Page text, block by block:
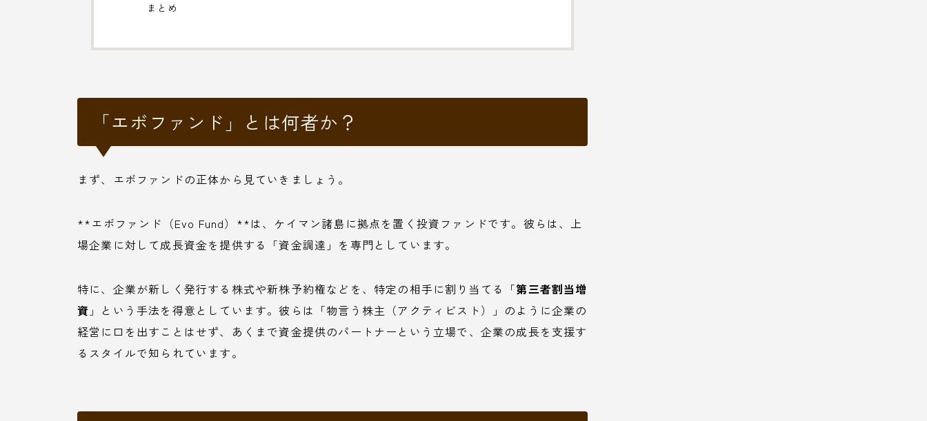
まとめ
「エボファンド」とは何者か？
まず、エボファンドの正体から見ていきましょう。
**エボファンド（Evo Fund）**は、ケイマン諸島に拠点を置く投資ファンドです。彼らは、上
場企業に対して成長資金を提供する「資金調達」を専門としています。
特に、企業が新しく発行する株式や新株予約権などを、特定の相手に割り当てる「第三者割当増
資 」という手法を得意としています。彼らは「物言う株主（アクティビスト）」のように企業の
経営に口を出すことはせず、あくまで資金提供のパートナーという立場で、企業の成長を支援す
るスタイルで知られています。